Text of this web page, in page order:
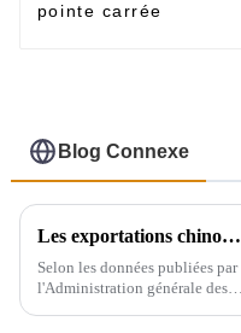
pointe carrée
Blog Connexe
Les exportations chinoises d'appareils sanitaires
Selon les données publiées par
l'Administration générale des